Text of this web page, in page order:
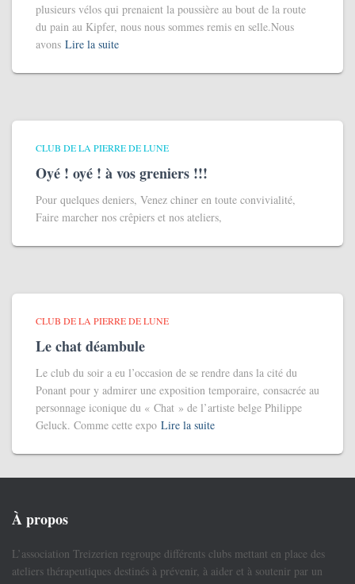
plusieurs vélos qui prenaient la poussière au bout de la route
du pain au Kipfer, nous nous sommes remis en selle.Nous
avons Lire la suite
CLUB DE LA PIERRE DE LUNE
Oyé ! oyé ! à vos greniers !!!
Pour quelques deniers, Venez chiner en toute convivialité,
Faire marcher nos crêpiers et nos ateliers,
CLUB DE LA PIERRE DE LUNE
Le chat déambule
Le club du soir a eu l’occasion de se rendre dans la cité du
Ponant pour y admirer une exposition temporaire, consacrée au
personnage iconique du « Chat » de l’artiste belge Philippe
Geluck. Comme cette expo Lire la suite
À propos
L’association Treizerien regroupe différents clubs mettant en place des
ateliers thérapeutiques destinés à prévenir, à aider et à soutenir par un